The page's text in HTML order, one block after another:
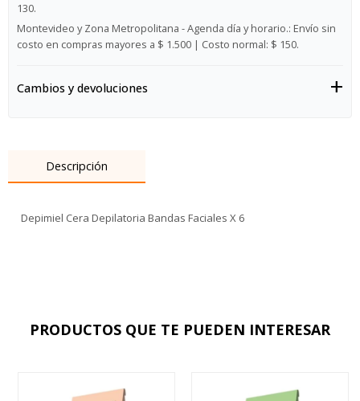
130.
Montevideo y Zona Metropolitana - Agenda día y horario.: Envío sin
costo en compras mayores a $ 1.500 | Costo normal: $ 150.
Cambios y devoluciones
Descripción
Depimiel Cera Depilatoria Bandas Faciales X 6
PRODUCTOS QUE TE PUEDEN INTERESAR